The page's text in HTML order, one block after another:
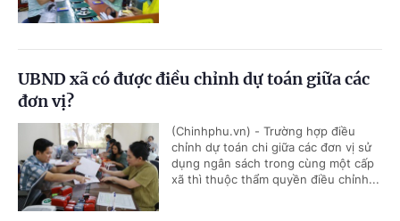
UBND xã có được điều chỉnh dự toán giữa các
đơn vị?
(Chinhphu.vn) - Trường hợp điều
chỉnh dự toán chi giữa các đơn vị sử
dụng ngân sách trong cùng một cấp
xã thì thuộc thẩm quyền điều chỉnh...